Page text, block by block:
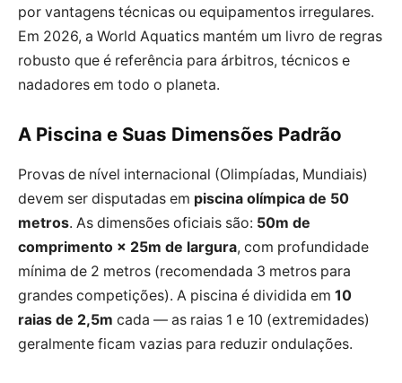
por vantagens técnicas ou equipamentos irregulares.
Em 2026, a World Aquatics mantém um livro de regras
robusto que é referência para árbitros, técnicos e
nadadores em todo o planeta.
A Piscina e Suas Dimensões Padrão
Provas de nível internacional (Olimpíadas, Mundiais)
devem ser disputadas em piscina olímpica de 50
metros. As dimensões oficiais são: 50m de
comprimento × 25m de largura, com profundidade
mínima de 2 metros (recomendada 3 metros para
grandes competições). A piscina é dividida em 10
raias de 2,5m cada — as raias 1 e 10 (extremidades)
geralmente ficam vazias para reduzir ondulações.